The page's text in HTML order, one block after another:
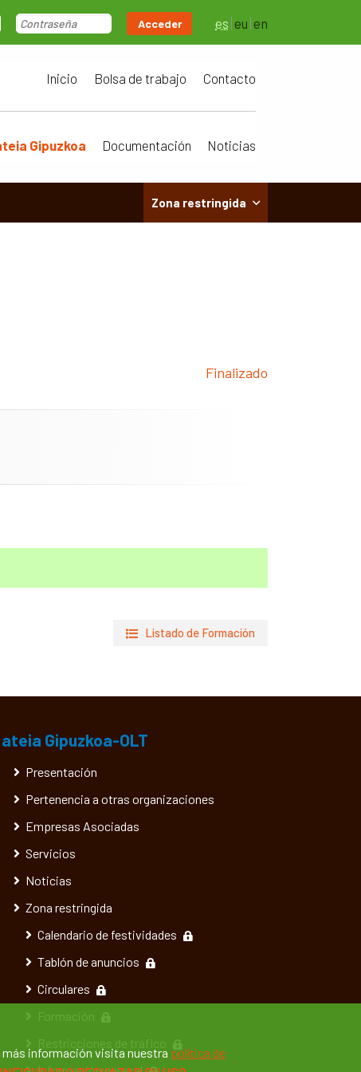
Acceder es eu en
Inicio Bolsa de trabajo Contacto
Gipuzkoa Documentación Noticias
Zona restringida
Finalizado
Listado de Formación
ateia Gipuzkoa-OLT
Presentación
Pertenencia a otras organizaciones
Empresas Asociadas
Servicios
Noticias
Zona restringida
Calendario de festividades
Tablón de anuncios
Circulares
Formación
Restricciones de tráfico
información visita nuestra política de